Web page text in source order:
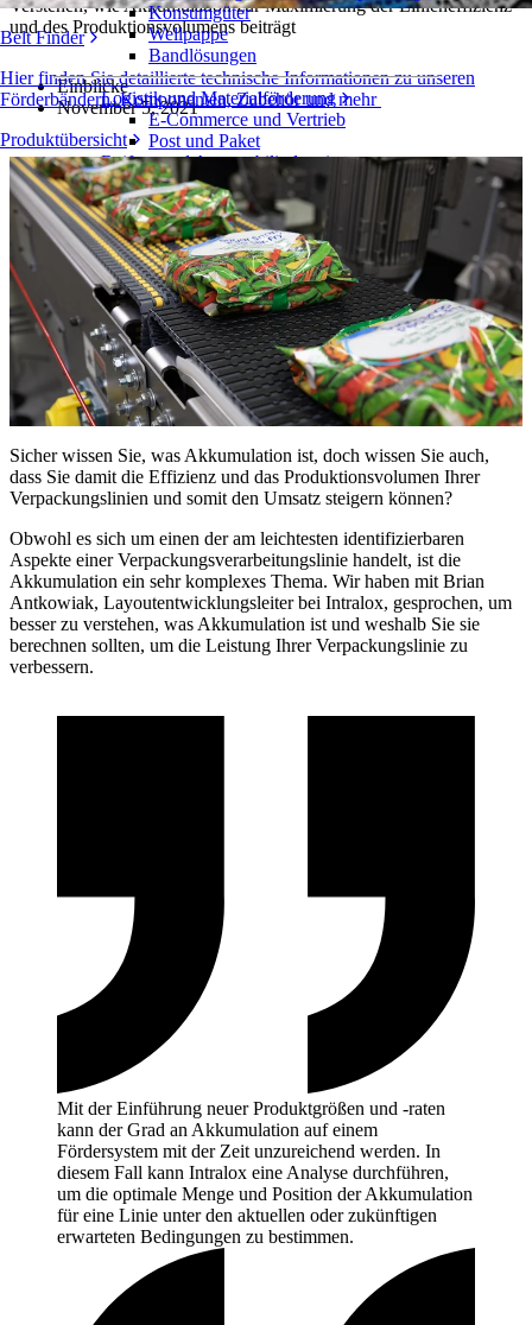
Belt Finder
Hier finden Sie detaillierte technische Informationen zu unseren
Förderbändern, Komponenten, Zubehör und mehr
Produktübersicht
Konsumgüter
Wellpappe
Bandlösungen
Logistik und Materialförderung
E-Commerce und Vertrieb
Post und Paket
Reifen- und Automobilindustrie
Reifen
Automobilindustrie
EV-Batterien
Industrieproduktion
Branchenübersicht
Verstehen, wie Akkumulation zur Maximierung der Linieneffizienz
und des Produktionsvolumens beiträgt
Einblicke
November 5, 2021
Sicher wissen Sie, was Akkumulation ist, doch wissen Sie auch,
dass Sie damit die Effizienz und das Produktionsvolumen Ihrer
Verpackungslinien und somit den Umsatz steigern können?
Obwohl es sich um einen der am leichtesten identifizierbaren
Aspekte einer Verpackungsverarbeitungslinie handelt, ist die
Akkumulation ein sehr komplexes Thema. Wir haben mit Brian
Antkowiak, Layoutentwicklungsleiter bei Intralox, gesprochen, um
besser zu verstehen, was Akkumulation ist und weshalb Sie sie
berechnen sollten, um die Leistung Ihrer Verpackungslinie zu
verbessern.
Mit der Einführung neuer Produktgrößen und -raten
kann der Grad an Akkumulation auf einem
Fördersystem mit der Zeit unzureichend werden. In
diesem Fall kann Intralox eine Analyse durchführen,
um die optimale Menge und Position der Akkumulation
für eine Linie unter den aktuellen oder zukünftigen
erwarteten Bedingungen zu bestimmen.